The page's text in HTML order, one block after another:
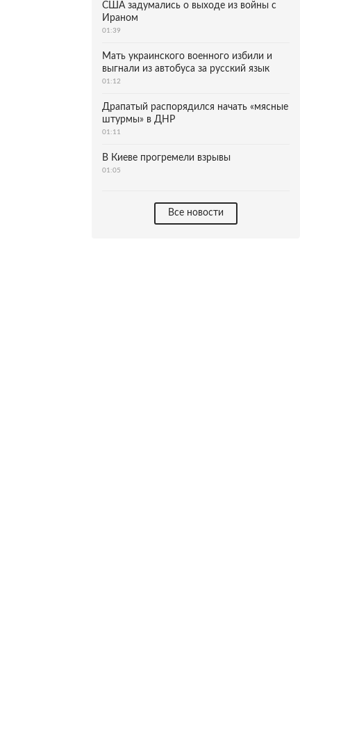
США задумались о выходе из войны с
Ираном
01:39
Мать украинского военного избили и
выгнали из автобуса за русский язык
01:12
Драпатый распорядился начать «мясные
штурмы» в ДНР
01:11
В Киеве прогремели взрывы
01:05
Все новости